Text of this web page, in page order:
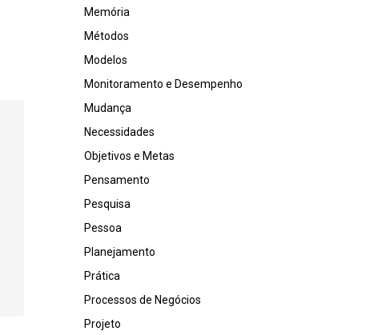
Memória
Métodos
Modelos
Monitoramento e Desempenho
Mudança
Necessidades
Objetivos e Metas
Pensamento
Pesquisa
Pessoa
Planejamento
Prática
Processos de Negócios
Projeto